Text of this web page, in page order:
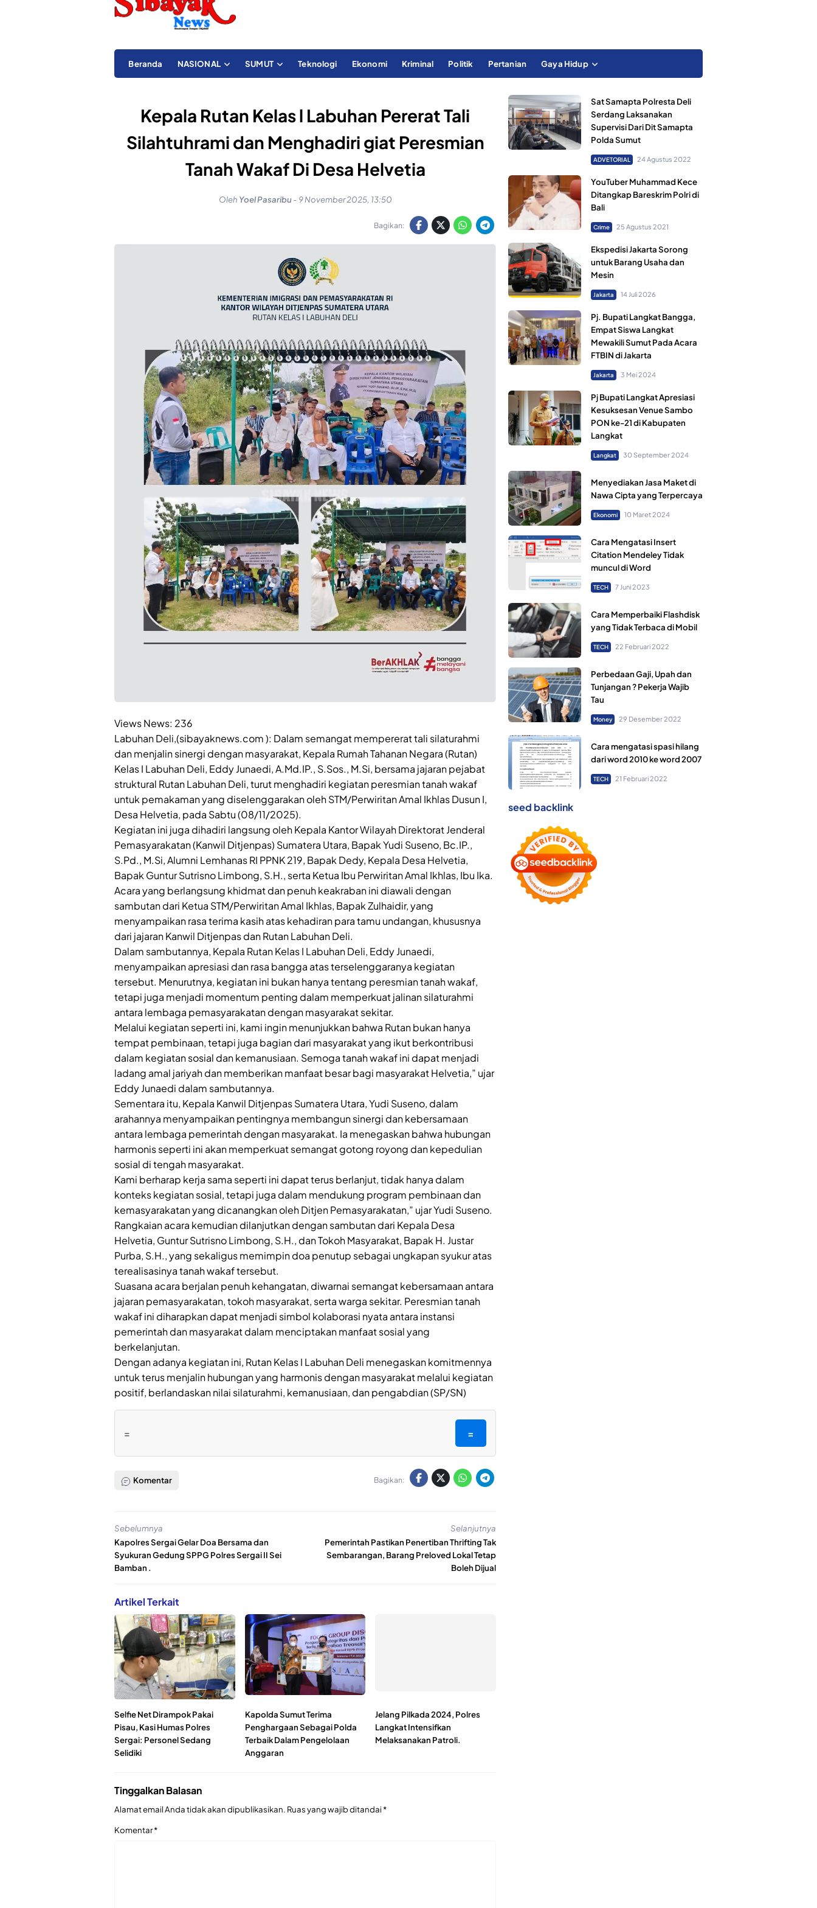
Beranda NASIONAL SUMUT Teknologi Ekonomi Kriminal Politik Pertanian Gaya Hidup
Kepala Rutan Kelas l Labuhan Pererat Tali
Silahtuhrami dan Menghadiri giat Peresmian
Tanah Wakaf Di Desa Helvetia
Oleh Yoel Pasaribu - 9 November 2025, 13:50
Bagikan:
Views News: 236
Labuhan Deli,(sibayaknews.com ): Dalam semangat mempererat tali silaturahmi
dan menjalin sinergi dengan masyarakat, Kepala Rumah Tahanan Negara (Rutan)
Kelas I Labuhan Deli, Eddy Junaedi, A.Md.IP., S.Sos., M.Si, bersama jajaran pejabat
struktural Rutan Labuhan Deli, turut menghadiri kegiatan peresmian tanah wakaf
untuk pemakaman yang diselenggarakan oleh STM/Perwiritan Amal Ikhlas Dusun I,
Desa Helvetia, pada Sabtu (08/11/2025).
Kegiatan ini juga dihadiri langsung oleh Kepala Kantor Wilayah Direktorat Jenderal
Pemasyarakatan (Kanwil Ditjenpas) Sumatera Utara, Bapak Yudi Suseno, Bc.IP.,
S.Pd., M.Si, Alumni Lemhanas RI PPNK 219, Bapak Dedy, Kepala Desa Helvetia,
Bapak Guntur Sutrisno Limbong, S.H., serta Ketua Ibu Perwiritan Amal Ikhlas, Ibu Ika.
Acara yang berlangsung khidmat dan penuh keakraban ini diawali dengan
sambutan dari Ketua STM/Perwiritan Amal Ikhlas, Bapak Zulhaidir, yang
menyampaikan rasa terima kasih atas kehadiran para tamu undangan, khususnya
dari jajaran Kanwil Ditjenpas dan Rutan Labuhan Deli.
Dalam sambutannya, Kepala Rutan Kelas I Labuhan Deli, Eddy Junaedi,
menyampaikan apresiasi dan rasa bangga atas terselenggaranya kegiatan
tersebut. Menurutnya, kegiatan ini bukan hanya tentang peresmian tanah wakaf,
tetapi juga menjadi momentum penting dalam memperkuat jalinan silaturahmi
antara lembaga pemasyarakatan dengan masyarakat sekitar.
Melalui kegiatan seperti ini, kami ingin menunjukkan bahwa Rutan bukan hanya
tempat pembinaan, tetapi juga bagian dari masyarakat yang ikut berkontribusi
dalam kegiatan sosial dan kemanusiaan. Semoga tanah wakaf ini dapat menjadi
ladang amal jariyah dan memberikan manfaat besar bagi masyarakat Helvetia,” ujar
Eddy Junaedi dalam sambutannya.
Sementara itu, Kepala Kanwil Ditjenpas Sumatera Utara, Yudi Suseno, dalam
arahannya menyampaikan pentingnya membangun sinergi dan kebersamaan
antara lembaga pemerintah dengan masyarakat. Ia menegaskan bahwa hubungan
harmonis seperti ini akan memperkuat semangat gotong royong dan kepedulian
sosial di tengah masyarakat.
Kami berharap kerja sama seperti ini dapat terus berlanjut, tidak hanya dalam
konteks kegiatan sosial, tetapi juga dalam mendukung program pembinaan dan
kemasyarakatan yang dicanangkan oleh Ditjen Pemasyarakatan,” ujar Yudi Suseno.
Rangkaian acara kemudian dilanjutkan dengan sambutan dari Kepala Desa
Helvetia, Guntur Sutrisno Limbong, S.H., dan Tokoh Masyarakat, Bapak H. Justar
Purba, S.H., yang sekaligus memimpin doa penutup sebagai ungkapan syukur atas
terealisasinya tanah wakaf tersebut.
Suasana acara berjalan penuh kehangatan, diwarnai semangat kebersamaan antara
jajaran pemasyarakatan, tokoh masyarakat, serta warga sekitar. Peresmian tanah
wakaf ini diharapkan dapat menjadi simbol kolaborasi nyata antara instansi
pemerintah dan masyarakat dalam menciptakan manfaat sosial yang
berkelanjutan.
Dengan adanya kegiatan ini, Rutan Kelas I Labuhan Deli menegaskan komitmennya
untuk terus menjalin hubungan yang harmonis dengan masyarakat melalui kegiatan
positif, berlandaskan nilai silaturahmi, kemanusiaan, dan pengabdian (SP/SN)
= =
Komentar Bagikan:
Sebelumnya
Kapolres Sergai Gelar Doa Bersama dan
Syukuran Gedung SPPG Polres Sergai II Sei
Bamban .
Selanjutnya
Pemerintah Pastikan Penertiban Thrifting Tak
Sembarangan, Barang Preloved Lokal Tetap
Boleh Dijual
Artikel Terkait
Selfie Net Dirampok Pakai
Pisau, Kasi Humas Polres
Sergai: Personel Sedang
Selidiki
Kapolda Sumut Terima
Penghargaan Sebagai Polda
Terbaik Dalam Pengelolaan
Anggaran
Jelang Pilkada 2024, Polres
Langkat Intensifkan
Melaksanakan Patroli.
Tinggalkan Balasan
Alamat email Anda tidak akan dipublikasikan. Ruas yang wajib ditandai*
Komentar*
Sat Samapta Polresta Deli
Serdang Laksanakan
Supervisi Dari Dit Samapta
Polda Sumut
ADVETORIAL 24 Agustus 2022
YouTuber Muhammad Kece
Ditangkap Bareskrim Polri di
Bali
Crime 25 Agustus 2021
Ekspedisi Jakarta Sorong
untuk Barang Usaha dan
Mesin
Jakarta 14 Juli 2026
Pj. Bupati Langkat Bangga,
Empat Siswa Langkat
Mewakili Sumut Pada Acara
FTBIN di Jakarta
Jakarta 3 Mei 2024
Pj Bupati Langkat Apresiasi
Kesuksesan Venue Sambo
PON ke-21 di Kabupaten
Langkat
Langkat 30 September 2024
Menyediakan Jasa Maket di
Nawa Cipta yang Terpercaya
Ekonomi 10 Maret 2024
Cara Mengatasi Insert
Citation Mendeley Tidak
muncul di Word
TECH 7 Juni 2023
Cara Memperbaiki Flashdisk
yang Tidak Terbaca di Mobil
TECH 22 Februari 2022
Perbedaan Gaji, Upah dan
Tunjangan ? Pekerja Wajib
Tau
Money 29 Desember 2022
Cara mengatasi spasi hilang
dari word 2010 ke word 2007
TECH 21 Februari 2022
seed backlink